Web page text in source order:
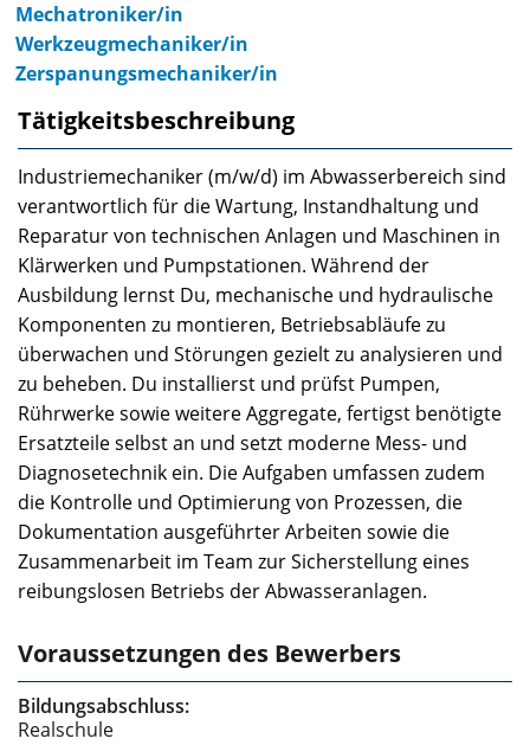
Mechatroniker/in
Werkzeugmechaniker/in
Zerspanungsmechaniker/in
Tätigkeitsbeschreibung
Industriemechaniker (m/w/d) im Abwasserbereich sind
verantwortlich für die Wartung, Instandhaltung und
Reparatur von technischen Anlagen und Maschinen in
Klärwerken und Pumpstationen. Während der
Ausbildung lernst Du, mechanische und hydraulische
Komponenten zu montieren, Betriebsabläufe zu
überwachen und Störungen gezielt zu analysieren und
zu beheben. Du installierst und prüfst Pumpen,
Rührwerke sowie weitere Aggregate, fertigst benötigte
Ersatzteile selbst an und setzt moderne Mess- und
Diagnosetechnik ein. Die Aufgaben umfassen zudem
die Kontrolle und Optimierung von Prozessen, die
Dokumentation ausgeführter Arbeiten sowie die
Zusammenarbeit im Team zur Sicherstellung eines
reibungslosen Betriebs der Abwasseranlagen.
Voraussetzungen des Bewerbers
Bildungsabschluss:
Realschule